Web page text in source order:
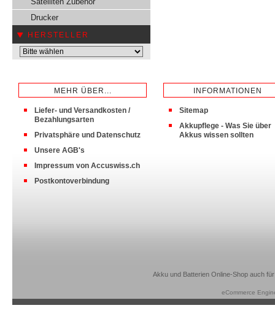
Drucker
HERSTELLER
MEHR ÜBER...
Liefer- und Versandkosten /
Bezahlungsarten
Privatsphäre und Datenschutz
Unsere AGB's
Impressum von Accuswiss.ch
Postkontoverbindung
INFORMATIONEN
Sitemap
Akkupflege - Was Sie über
Akkus wissen sollten
Akku und Batterien Online-Shop auch
eCommerce